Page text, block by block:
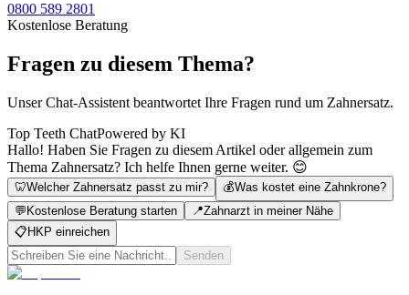
0800 589 2801
Kostenlose Beratung
Fragen zu diesem Thema?
Unser Chat-Assistent beantwortet Ihre Fragen rund um Zahnersatz.
Top Teeth ChatPowered by KI
Hallo! Haben Sie Fragen zu diesem Artikel oder allgemein zum
Thema Zahnersatz? Ich helfe Ihnen gerne weiter. 😊
🦷Welcher Zahnersatz passt zu mir? 💰Was kostet eine Zahnkrone?
💬 Kostenlose Beratung starten 📍Zahnarzt in meiner Nähe
📋 HKP einreichen
Senden